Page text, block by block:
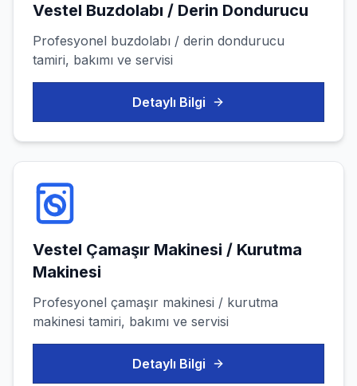
Vestel Buzdolabı / Derin Dondurucu
Profesyonel buzdolabı / derin dondurucu
tamiri, bakımı ve servisi
Detaylı Bilgi
Vestel Çamaşır Makinesi / Kurutma
Makinesi
Profesyonel çamaşır makinesi / kurutma
makinesi tamiri, bakımı ve servisi
Detaylı Bilgi